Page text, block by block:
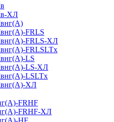
ХЛ
FRLS
FRLS-ХЛ
FRLSLTx
LS
LS-ХЛ
LSLTx
ХЛ
FRHF
FRHF-ХЛ
HF